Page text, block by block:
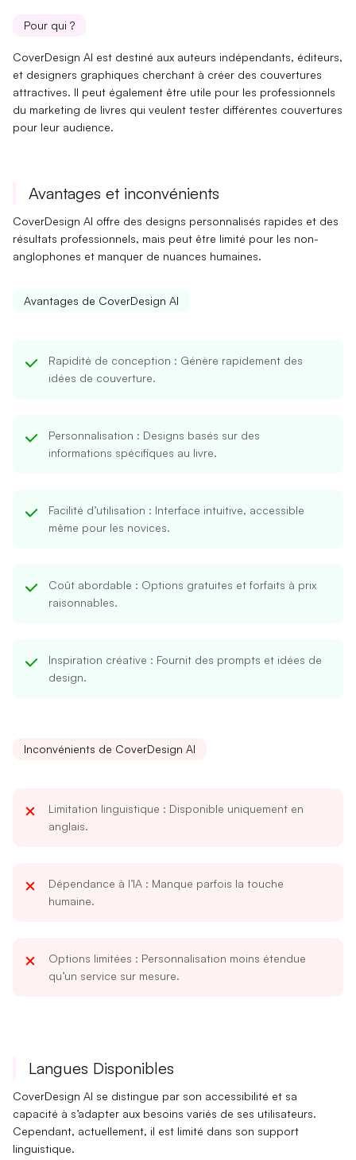
Pour qui ?
CoverDesign AI est destiné aux auteurs indépendants, éditeurs,
et designers graphiques cherchant à créer des couvertures
attractives. Il peut également être utile pour les professionnels
du marketing de livres qui veulent tester différentes couvertures
pour leur audience.
Avantages et inconvénients
CoverDesign AI offre des designs personnalisés rapides et des
résultats professionnels, mais peut être limité pour les non-
anglophones et manquer de nuances humaines.
Avantages de CoverDesign AI
Rapidité de conception : Génère rapidement des
idées de couverture.
Personnalisation : Designs basés sur des
informations spécifiques au livre.
Facilité d’utilisation : Interface intuitive, accessible
même pour les novices.
Coût abordable : Options gratuites et forfaits à prix
raisonnables.
Inspiration créative : Fournit des prompts et idées de
design.
Inconvénients de CoverDesign AI
Limitation linguistique : Disponible uniquement en
anglais.
Dépendance à l’IA : Manque parfois la touche
humaine.
Options limitées : Personnalisation moins étendue
qu’un service sur mesure.
Langues Disponibles
CoverDesign AI se distingue par son accessibilité et sa
capacité à s’adapter aux besoins variés de ses utilisateurs.
Cependant, actuellement, il est limité dans son support
linguistique.